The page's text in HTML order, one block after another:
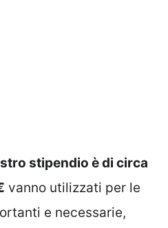
stipendio è di circa
vanno utilizzati per le
e necessarie,